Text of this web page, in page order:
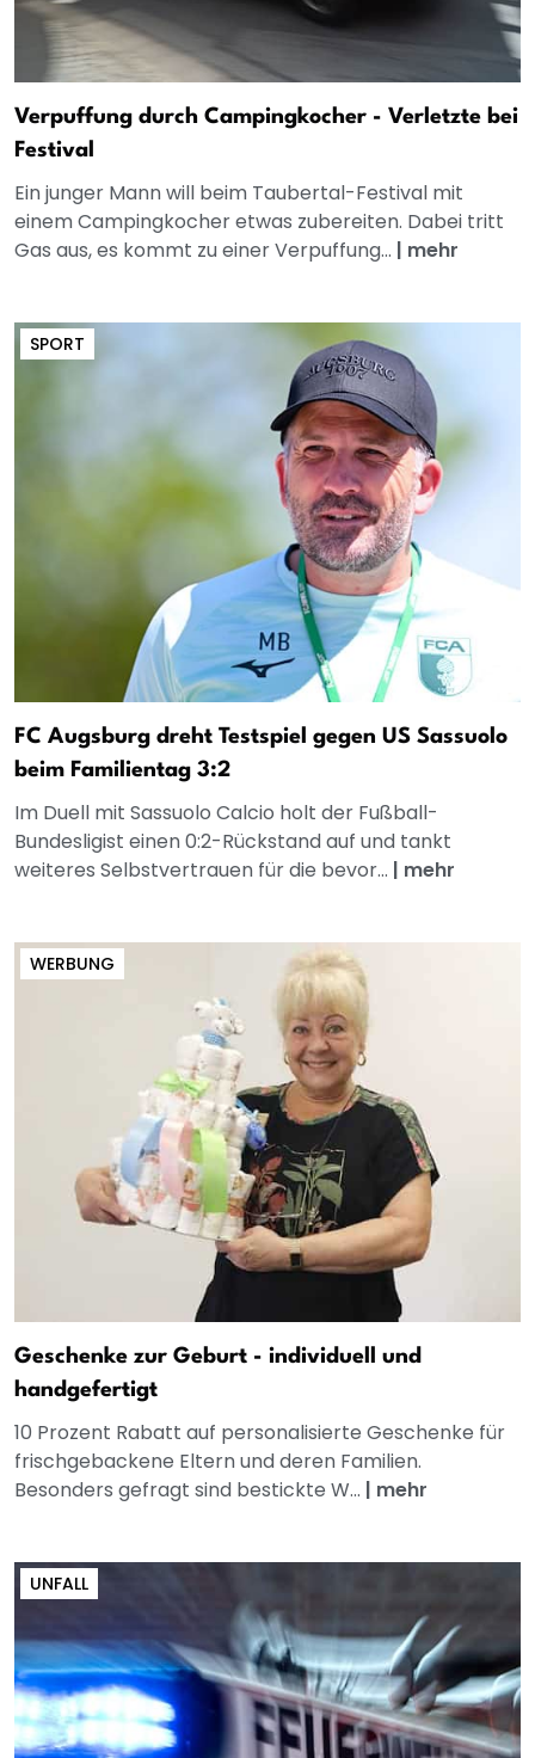
Verpuffung durch Campingkocher - Verletzte bei
Festival
Ein junger Mann will beim Taubertal-Festival mit
einem Campingkocher etwas zubereiten. Dabei tritt
Gas aus, es kommt zu einer Verpuffung... | mehr
SPORT
FC Augsburg dreht Testspiel gegen US Sassuolo
beim Familientag 3:2
Im Duell mit Sassuolo Calcio holt der Fußball-
Bundesligist einen 0:2-Rückstand auf und tankt
weiteres Selbstvertrauen für die bevor... | mehr
WERBUNG
Geschenke zur Geburt - individuell und
handgefertigt
10 Prozent Rabatt auf personalisierte Geschenke für
frischgebackene Eltern und deren Familien.
Besonders gefragt sind bestickte W... | mehr
UNFALL